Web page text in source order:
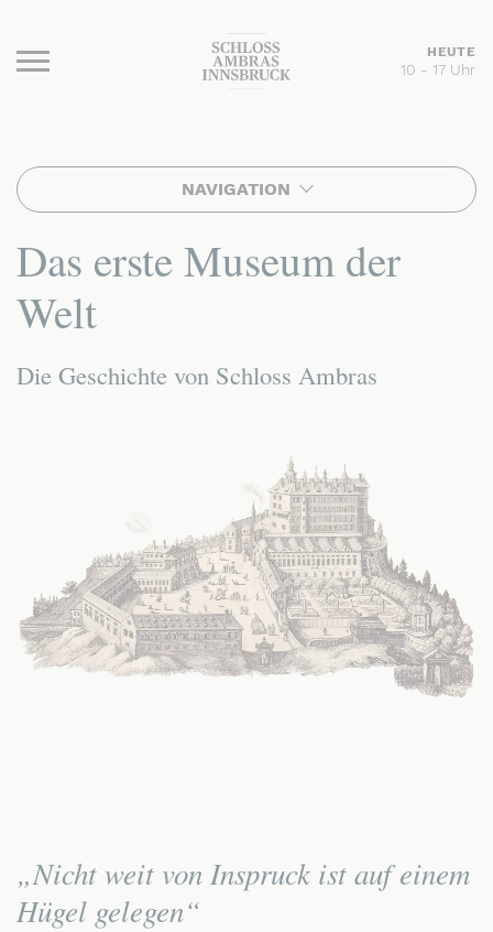
HEUTE
10 - 17 Uhr
NAVIGATION
Das erste Museum der
Welt
Die Geschichte von Schloss Ambras
„Nicht weit von Inspruck ist auf einem
Hügel gelegen“